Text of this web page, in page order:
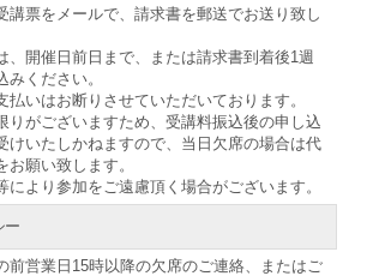
講票をメールで、請求書を郵送でお送り致し
、開催日前日まで、または請求書到着後1週
みください。
払いはお断りさせていただいております。
りがございますため、受講料振込後の申し込
けいたしかねますので、当日欠席の場合は代
お願い致します。
により参加をご遠慮頂く場合がございます。
ー
前営業日15時以降の欠席のご連絡、またはご